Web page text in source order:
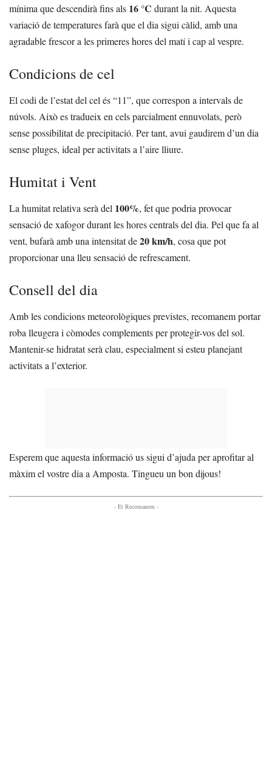
mínima que descendirà fins als 16 °C durant la nit. Aquesta
variació de temperatures farà que el dia sigui càlid, amb una
agradable frescor a les primeres hores del matí i cap al vespre.
Condicions de cel
El codi de l’estat del cel és “11”, que correspon a intervals de
núvols. Això es tradueix en cels parcialment ennuvolats, però
sense possibilitat de precipitació. Per tant, avui gaudirem d’un dia
sense pluges, ideal per activitats a l’aire lliure.
Humitat i Vent
La humitat relativa serà del 100%, fet que podria provocar
sensació de xafogor durant les hores centrals del dia. Pel que fa al
vent, bufarà amb una intensitat de20 km/h, cosa que pot
proporcionar una lleu sensació de refrescament.
Consell del dia
Amb les condicions meteorològiques previstes, recomanem portar
roba lleugera i còmodes complements per protegir-vos del sol.
Mantenir-se hidratat serà clau, especialment si esteu planejant
activitats a l’exterior.
Esperem que aquesta informació us sigui d’ajuda per aprofitar al
màxim el vostre dia a Amposta. Tingueu un bon dijous!
- Et Recomanem -